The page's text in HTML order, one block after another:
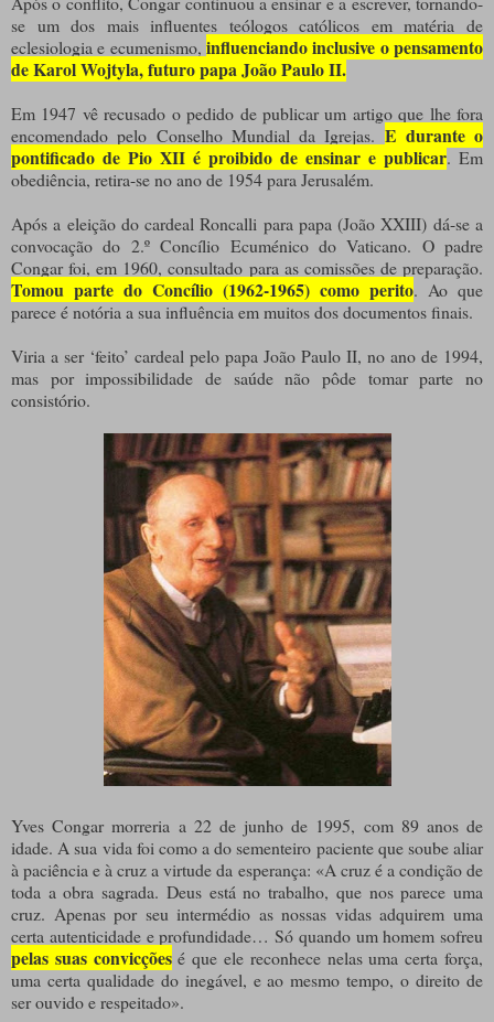
se um dos mais influentes teólogos católicos em matéria de
eclesiologia e ecumenismo, influenciando inclusive o pensamento
de Karol Wojtyla, futuro papa João Paulo II.
Em 1947 vê recusado o pedido de publicar um artigo que lhe fora
encomendado pelo Conselho Mundial da Igrejas. E durante o
pontificado de Pio XII é proibido de ensinar e publicar. Em
obediência, retira-se no ano de 1954 para Jerusalém.
Após a eleição do cardeal Roncalli para papa (João XXIII) dá-se a
convocação do 2.º Concílio Ecuménico do Vaticano. O padre
Congar foi, em 1960, consultado para as comissões de preparação.
Tomou parte do Concílio (1962-1965) como perito. Ao que
parece é notória a sua influência em muitos dos documentos finais.
Viria a ser ‘feito’ cardeal pelo papa João Paulo II, no ano de 1994,
mas por impossibilidade de saúde não pôde tomar parte no
consistório.
Yves Congar morreria a 22 de junho de 1995, com 89 anos de
idade. A sua vida foi como a do sementeiro paciente que soube aliar
à paciência e à cruz a virtude da esperança: «A cruz é a condição de
toda a obra sagrada. Deus está no trabalho, que nos parece uma
cruz. Apenas por seu intermédio as nossas vidas adquirem uma
certa autenticidade e profundidade… Só quando um homem sofreu
pelas suas convicçõesé que ele reconhece nelas uma certa força,
uma certa qualidade do inegável, e ao mesmo tempo, o direito de
ser ouvido e respeitado».